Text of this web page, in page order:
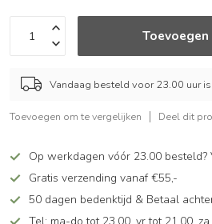
Vandaag besteld voor 23.00 uur
Toevoegen om te vergelijken Deel dit
Op werkdagen vóór 23.00
Gratis verzending vanaf €55,-
50 dagen bedenktijd & Betaal